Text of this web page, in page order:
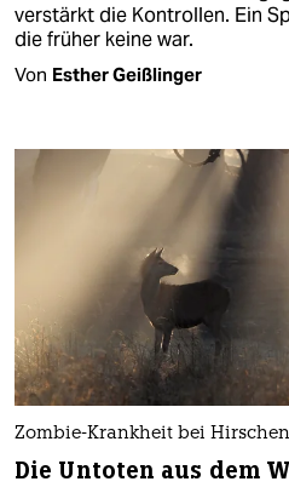
verstärkt die Kontrollen. Ein
die früher keine war.
Von Esther Geißlinger
Zombie-Krankheit bei Hirschen
Die Untoten aus dem